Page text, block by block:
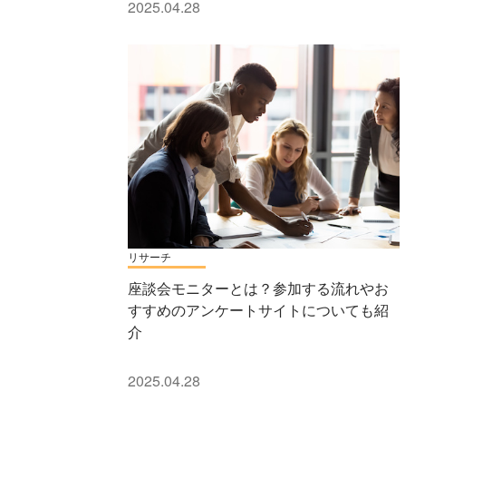
2025.04.28
リサーチ
座談会モニターとは？参加する流れやお
すすめのアンケートサイトについても紹
介
2025.04.28